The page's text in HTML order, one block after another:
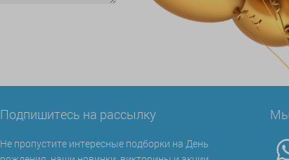
Подпишитесь на рассылку
Не пропустите интересные подборки на День
Мы